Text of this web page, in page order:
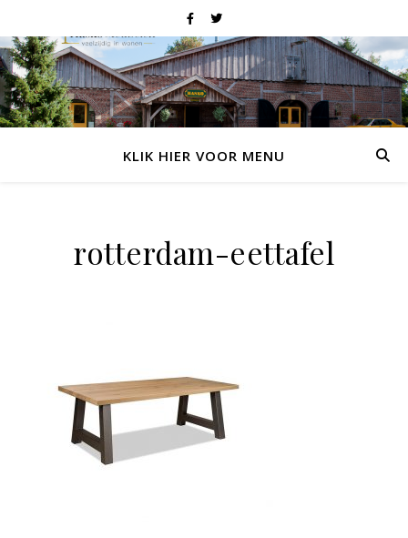
KLIK HIER VOOR MENU
rotterdam-eettafel